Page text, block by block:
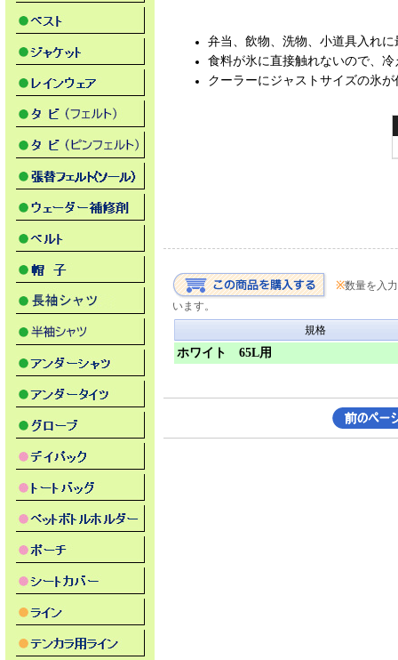
弁当、飲物、洗物、小道具入れに
食料が氷に直接触れないので、
クーラーにジャストサイズの氷が
※数量を入
います。
規格
ホワイト 65L用